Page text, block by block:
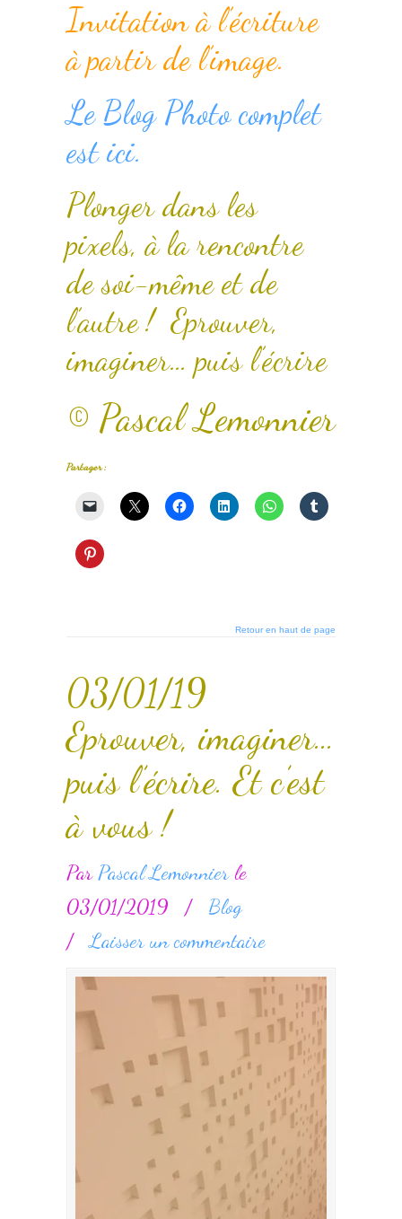
Invitation à l’écriture
à partir de l’image.
Le Blog Photo complet
est ici.
Plonger dans les
pixels, à la rencontre
de soi-même et de
l’autre ! Eprouver,
imaginer… puis l’écrire
© Pascal Lemonnier
Partager :
Retour en haut de page
03/01/19
Eprouver, imaginer…
puis l’écrire. Et c’est
à vous !
Par Pascal Lemonnierle
03/01/2019
/
Blog
/Laisser un commentaire